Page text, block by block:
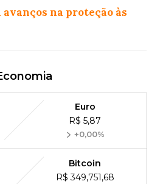
na proteção às
Euro
R$ 5,87
+0,00%
Bitcoin
R$ 349,751,68